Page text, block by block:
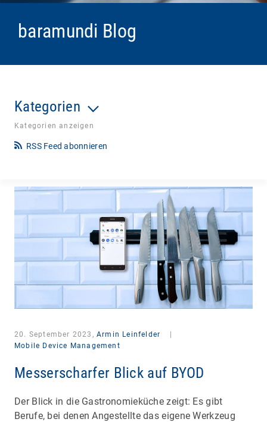
baramundi Blog
Kategorien
Kategorien anzeigen
RSS Feed abonnieren
20. September 2023, Armin Leinfelder
Mobile Device Management
Messerscharfer Blick auf BYOD
Der Blick in die Gastronomieküche zeigt: Es gibt
Berufe, bei denen Angestellte das eigene Werkzeug